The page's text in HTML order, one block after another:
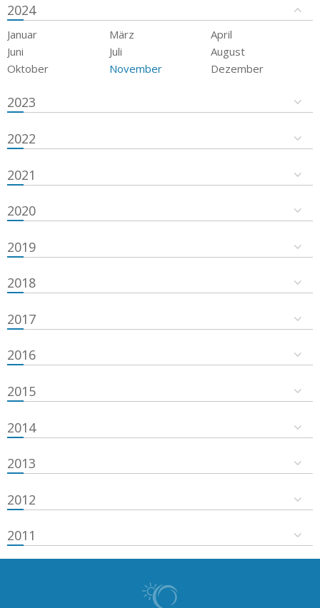
2024
Januar März
April
Juni
Juli
August
Oktober
November Dezember
2023
2022
2021
2020
2019
2018
2017
2016
2015
2014
2013
2012
2011